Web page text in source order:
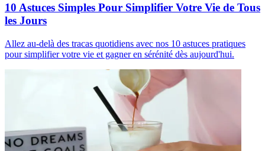
10 Astuces Simples Pour Simplifier Votre Vie de Tous
les Jours
Allez au-delà des tracas quotidiens avec nos 10 astuces pratiques
pour simplifier votre vie et gagner en sérénité dès aujourd'hui.